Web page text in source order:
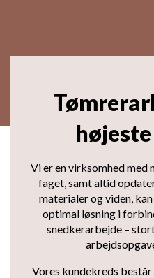
Vi er en virksomhed med
faget, samt altid
materialer og viden,
optimal løsning i
snedkerarbejde –
Vores kundekreds